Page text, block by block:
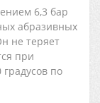
6,3 бар
абразивных
не теряет
при
по